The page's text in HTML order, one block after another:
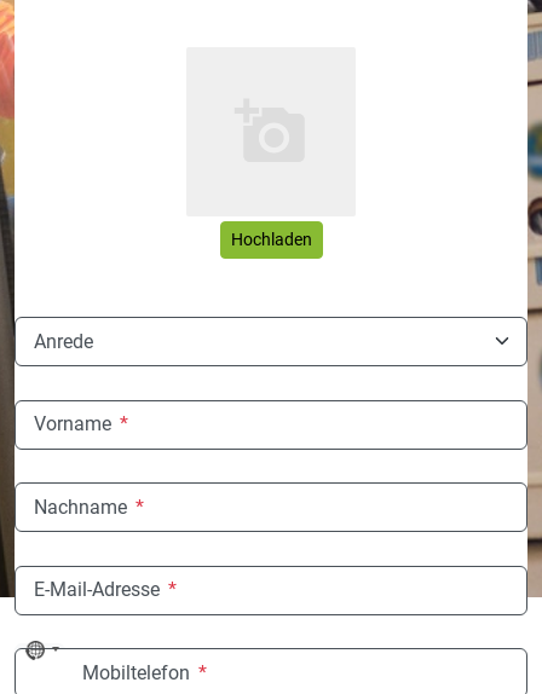
Hochladen
Anrede
Vorname *
Nachname *
E-Mail-Adresse *
No
countryMobiltelefon *